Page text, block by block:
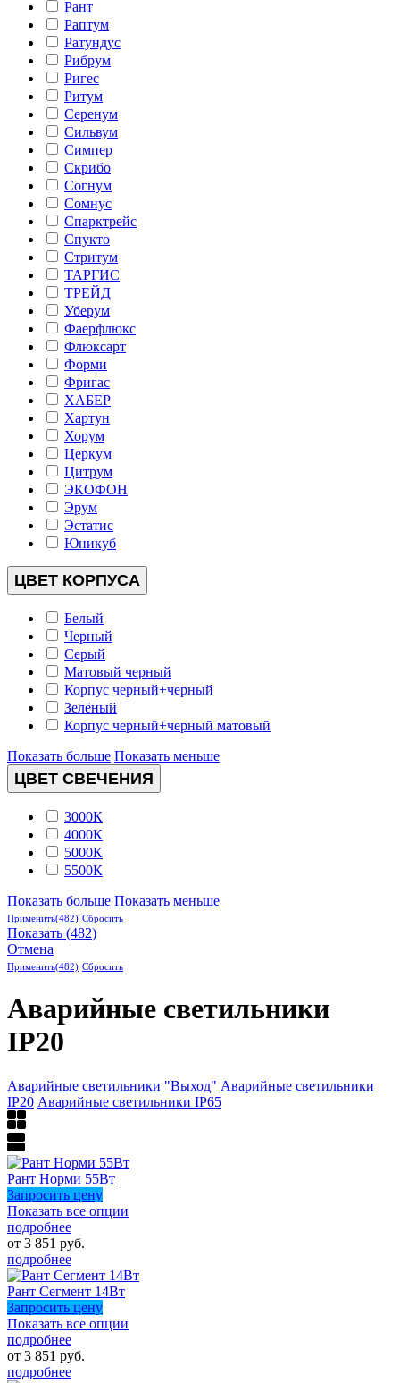
Рант
Раптум
Ратундус
Рибрум
Ригес
Ритум
Серенум
Сильвум
Симпер
Скрибо
Согнум
Сомнус
Спарктрейс
Спукто
Стритум
ТАРГИС
ТРЕЙД
Уберум
Фаерфлюкс
Флюксарт
Форми
Фригас
ХАБЕР
Хартун
Хорум
Церкум
Цитрум
ЭКОФОН
Эрум
Эстатис
Юникуб
ЦВЕТ КОРПУСА
Белый
Черный
Серый
Матовый черный
Корпус черный+черный
Зелёный
Корпус черный+черный матовый
Показать больше Показать меньше
ЦВЕТ СВЕЧЕНИЯ
3000К
4000К
5000К
5500К
Показать больше Показать меньше
Применить(482) Сбросить
Показать (482)
Отмена
Применить(482) Сбросить
Аварийные светильники
IP20
Аварийные светильники "Выход" Аварийные светильники
IP20 Аварийные светильники IP65
Рант Норми 55Вт
Запросить цену
Показать все опции
подробнее
от 3 851 руб.
подробнее
Рант Сегмент 14Вт
Запросить цену
Показать все опции
подробнее
от 3 851 руб.
подробнее